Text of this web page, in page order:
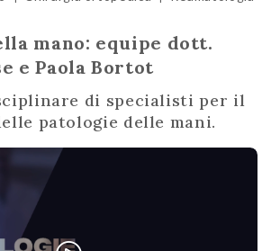
mano: equipe dott.
e Paola Bortot
di specialisti per il
patologie delle mani.